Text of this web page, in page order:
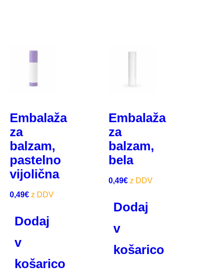
Embalaža
za
balzam,
pastelno
vijolična
0,49€
Dodaj
v
košarico
Embalaža
za
balzam,
bela
0,49€
Dodaj
v
košarico